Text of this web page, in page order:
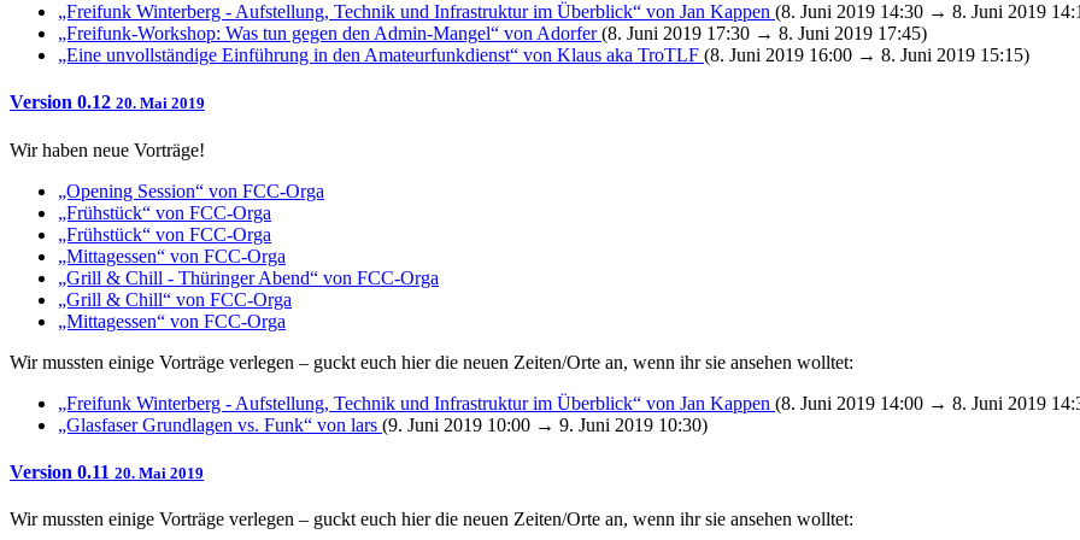
„Freifunk Winterberg - Aufstellung, Technik und Infrastruktur im Überblick“ von Jan Kappen (8. Juni 2019 14:30 → 8. Juni 2019
„Freifunk-Workshop: Was tun gegen den Admin-Mangel“ von Adorfer(8. Juni 2019 17:30 → 8. Juni 2019 17:45)
„Eine unvollständige Einführung in den Amateurfunkdienst“ von Klaus aka TroTLF (8. Juni 2019 16:00 → 8. Juni 2019 15:15)
Version 0.12 20. Mai 2019
Wir haben neue Vorträge!
„Opening Session“ von FCC-Orga
„Frühstück“ von FCC-Orga
„Frühstück“ von FCC-Orga
„Mittagessen“ von FCC-Orga
„Grill & Chill - Thüringer Abend“ von FCC-Orga
„Grill & Chill“ von FCC-Orga
„Mittagessen“ von FCC-Orga
Wir mussten einige Vorträge verlegen – guckt euch hier die neuen Zeiten/Orte an, wenn ihr sie ansehen wolltet:
„Freifunk Winterberg - Aufstellung, Technik und Infrastruktur im Überblick“ von Jan Kappen (8. Juni 2019 14:00 → 8. Juni 2019
„Glasfaser Grundlagen vs. Funk“ von lars (9. Juni 2019 10:00 → 9. Juni 2019 10:30)
Version 0.11 20. Mai 2019
Wir mussten einige Vorträge verlegen – guckt euch hier die neuen Zeiten/Orte an, wenn ihr sie ansehen wolltet: